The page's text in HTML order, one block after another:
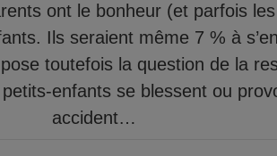
ont le bonheur (et parfois
Ils seraient même 7 % à
toutefois la question de la
petits-enfants se blessent ou
accident…